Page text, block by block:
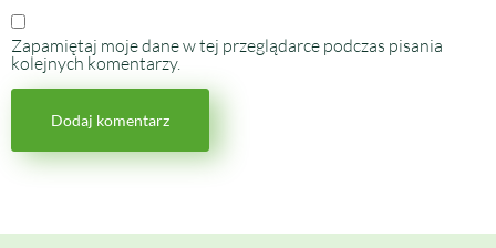
Zapamiętaj moje dane w tej przeglądarce podczas pisania
kolejnych komentarzy.